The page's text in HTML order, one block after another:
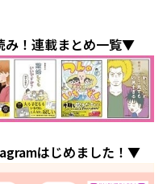
み！連載まとめ一覧▼
はじめました！▼